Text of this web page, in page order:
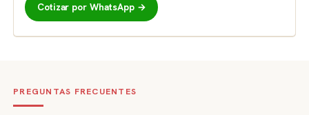
Cotizar por WhatsApp →
PREGUNTAS FRECUENTES